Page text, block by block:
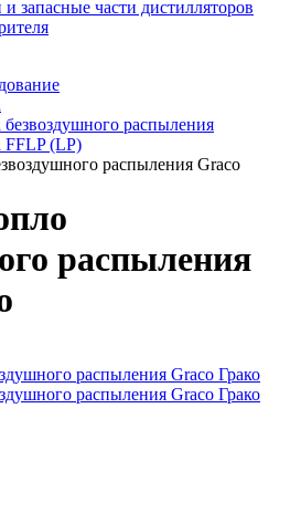
и запасные части дистилляторов
распыления
FFLP (LP)
распыления Graco
распыления